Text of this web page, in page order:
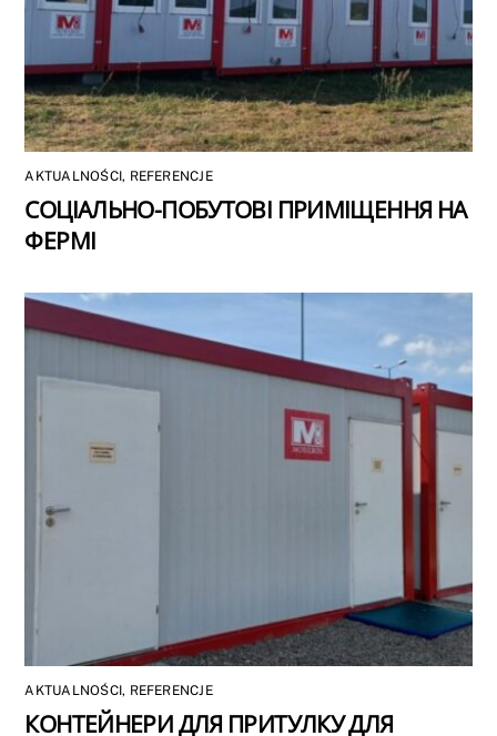
AKTUALNOŚCI, REFERENCJE
СОЦІАЛЬНО-ПОБУТОВІ ПРИМІЩЕННЯ НА
ФЕРМІ
AKTUALNOŚCI, REFERENCJE
КОНТЕЙНЕРИ ДЛЯ ПРИТУЛКУ ДЛЯ